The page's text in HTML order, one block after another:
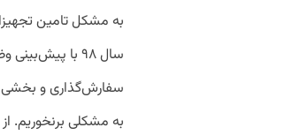
به مشکل تامین
سال ۹۸ با
سفارش‌گذاری و بخشی از